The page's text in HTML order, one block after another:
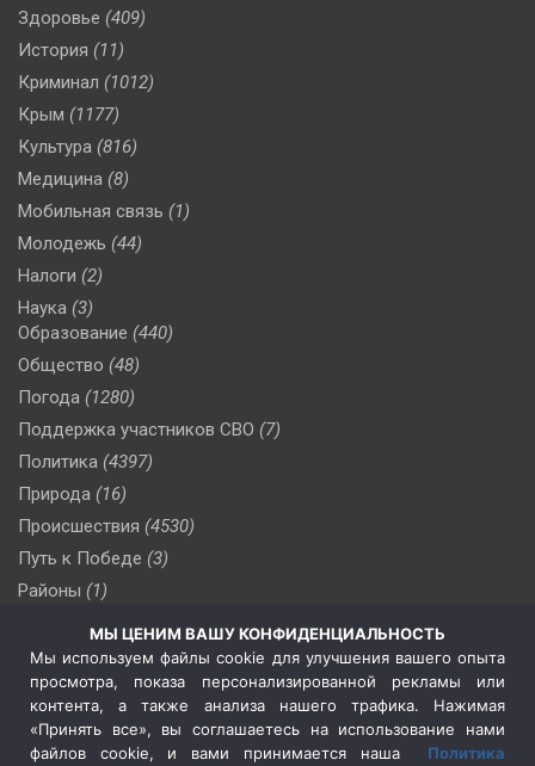
Здоровье (409)
История (11)
Криминал (1012)
Крым (1177)
Культура (816)
Медицина (8)
Мобильная связь (1)
Молодежь (44)
Налоги (2)
Наука (3)
Образование (440)
Общество (48)
Погода (1280)
Поддержка участников СВО (7)
Политика (4397)
Природа (16)
Происшествия (4530)
Путь к Победе (3)
Районы (1)
(510)
Сельское хозяйство (3)
Социальная политика
(3)
Спецоперация в Украине
Спецоперация на Украине
(404)
МЫ ЦЕНИМ ВАШУ КОНФИДЕНЦИАЛЬНОСТЬ
Мы используем файлы cookie для улучшения вашего опыта
просмотра, показа персонализированной рекламы или
контента, а также анализа нашего трафика. Нажимая
«Принять все», вы соглашаетесь на использование нами
файлов cookie, и вами принимается наша Политика